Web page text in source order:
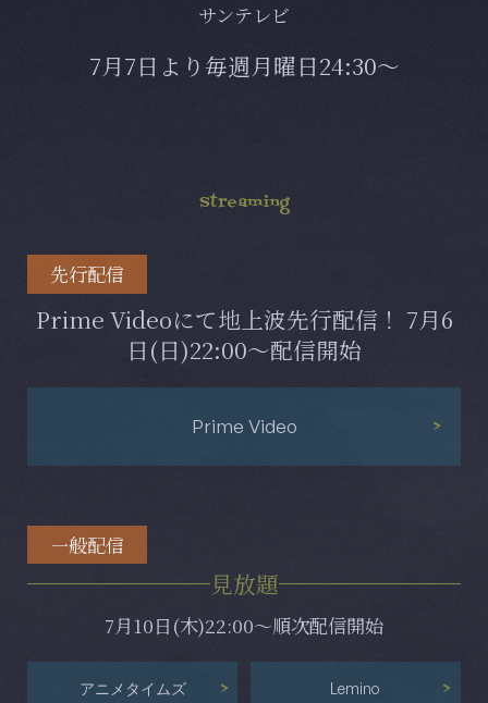
サンテレビ
7月7日より毎週月曜日24:30～
Streaming
先行配信
Prime Videoにて地上波先行配信！ 7月6
日(日)22:00～配信開始
Prime Video
一般配信
見放題
7月10日(木)22:00～順次配信開始
アニメタイムズ Lemino